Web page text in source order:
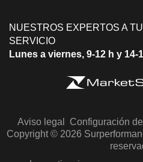
NUESTROS EXPERTOS A TU
SERVICIO
Lunes a viernes, 9-12 h y 14-
Aviso legal Configuración
Copyright © 2026